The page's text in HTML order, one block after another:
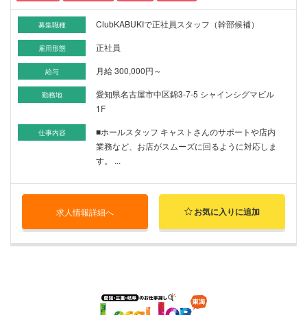
募集職種 ClubKABUKIで正社員スタッフ（幹部候補）
雇用形態 正社員
給与 月給 300,000円～
勤務地
愛知県名古屋市中区錦3-7-5 シャインシグマビル
1F
仕事内容
■ホールスタッフ キャストさんのサポートや店内
業務など、お店がスムーズに回るように対応しま
す。 ...
求人情報詳細へ お気に入りに追加